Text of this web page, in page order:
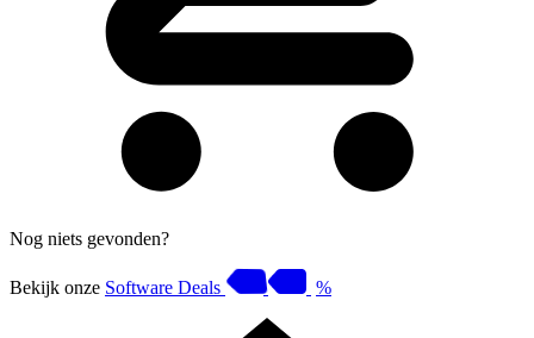
Nog niets gevonden?
Bekijk onze Software Deals %